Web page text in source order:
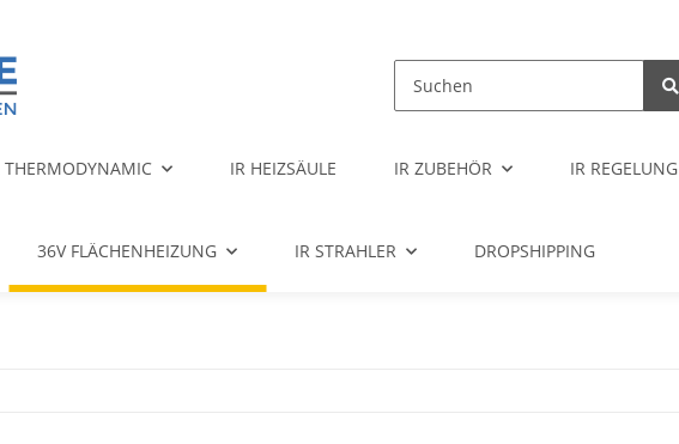
THERMODYNAMIC IR HEIZSÄULE IR ZUBEHÖR IR REGELUNG
36V FLÄCHENHEIZUNG IR STRAHLER DROPSHIPPING